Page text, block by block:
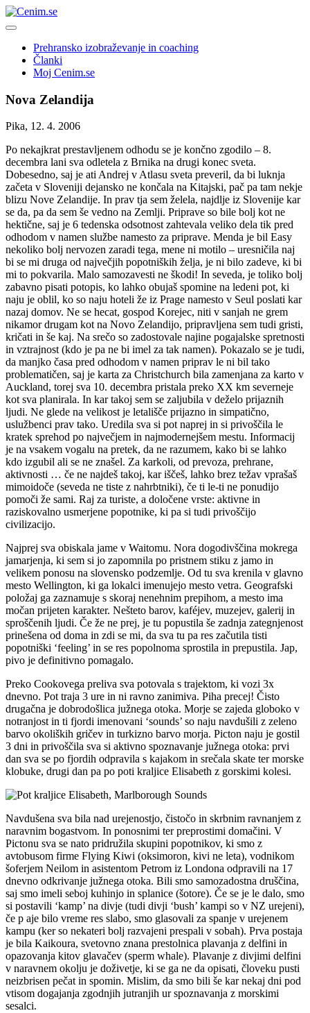
Skip
to
Prehransko izobraževanje in coaching
Članki
Moj Cenim.se
Nova Zelandija
Pika, 12. 4. 2006
Po nekajkrat prestavljenem odhodu se je končno zgodilo – 8.
decembra lani sva odletela z Brnika na drugi konec sveta.
Dobesedno, saj je ati Andrej v Atlasu sveta preveril, da bi luknja
začeta v Sloveniji dejansko ne končala na Kitajski, pač pa tam nekje
blizu Nove Zelandije. In prav tja sem želela, najdlje iz Slovenije kar
se da, pa da sem še vedno na Zemlji. Priprave so bile bolj kot ne
hektične, saj je 6 tedenska odsotnost zahtevala veliko dela tik pred
odhodom v namen službe namesto za priprave. Menda je bil Easy
nekoliko bolj nervozen zaradi tega, mene ni motilo – uresničila naj
bi se mi druga od največjih popotniških želja, je ni bilo zadeve, ki bi
mi to pokvarila. Malo samozavesti ne škodi! In seveda, je toliko bolj
zabavno pisati potopis, ko lahko obujaš spomine na ledeni pot, ki
naju je oblil, ko so naju hoteli že iz Prage namesto v Seul poslati kar
nazaj domov. Ne se hecat, gospod Korejec, niti v sanjah ne grem
nikamor drugam kot na Novo Zelandijo, pripravljena sem tudi gristi,
kričati in še kaj. Na srečo so zadostovale najine pogajalske spretnosti
in vztrajnost (kdo je pa ne bi imel za tak namen). Pokazalo se je tudi,
da manjko časa pred odhodom v namen priprav le ni bil tako
problematičen, saj je karta za Christchurch bila zamenjana za karto v
Auckland, torej sva 10. decembra pristala preko XX km severneje
kot sva planirala. In kar takoj sem se zaljubila v deželo prijaznih
ljudi. Ne glede na velikost je letališče prijazno in simpatično,
uslužbenci prav tako. Uredila sva si pot naprej in si privoščila le
kratek sprehod po največjem in najmodernejšem mestu. Informacij
je na vsakem vogalu na pretek, da ne razumem, kako bi se lahko
kdo izgubil ali se ne znašel. Za karkoli, od prevoza, prehrane,
aktivnosti … če ne najdeš takoj, kar iščeš, lahko brez težav vprašaš
mimoidoče (seveda ne tiste z nahrbtniki), če ti le-ti ne ponudijo
pomoči že sami. Raj za turiste, a določene vrste: aktivne in
raziskovalno usmerjene popotnike, ki pa si tudi privoščijo
civilizacijo.
Najprej sva obiskala jame v Waitomu. Nora dogodivščina mokrega
jamarjenja, ki sem si jo zapomnila po pristnem stiku z jamo in
velikem ponosu na slovensko podzemlje. Od tu sva krenila v glavno
mesto Wellington, ki ga lokalci imenujejo mesto vetra. Geografski
položaj ga zaznamuje s skoraj nenehnim prepihom, a mesto ima
močan prijeten karakter. Nešteto barov, kaféjev, muzejev, galerij in
sproščenih ljudi. Če že ne prej, je tu popustila še zadnja zategnjenost
prinešena od doma in zdi se mi, da sva tu pa res začutila tisti
popotniški ‘feeling’ in se res popolnoma sprostila in prepustila. Jap,
pivo je definitivno pomagalo.
Preko Cookovega preliva sva potovala s trajektom, ki vozi 3x
dnevno. Pot traja 3 ure in ni ravno zanimiva. Piha precej! Čisto
drugačna je dobrodošlica južnega otoka. Morje se zajeda globoko v
notranjost in ti fjordi imenovani ‘sounds’ so naju navdušili z zeleno
barvo okoliških gričev in turkizno barvo morja. Picton naju je gostil
3 dni in privoščila sva si aktivno spoznavanje južnega otoka: prvi
dan sva se po fjordih odpravila s kajakom in srečala skate ter morske
klobuke, drugi dan pa po poti kraljice Elisabeth z gorskimi kolesi.
Navdušena sva bila nad urejenostjo, čistočo in skrbnim ravnanjem z
naravnim bogastvom. In ponosnimi ter preprostimi domačini. V
Pictonu sva se nato pridružila skupini popotnikov, ki smo z
avtobusom firme Flying Kiwi (oksimoron, kivi ne leta), vodnikom
šoferjem Neilom in asistentom Petrom iz Londona odpravili na 17
dnevno odkrivanje južnega otoka. Bili smo samozadostna druščina,
saj smo imeli seboj kuhinjo in splanice (šotore). Če se je le dalo, smo
si postavili ‘kamp’ na divje (tudi divji ‘bush’ kampi so v NZ urejeni),
če p aje bilo vreme res slabo, smo glasovali za spanje v urejenem
kampu (ker so nekateri bolj razvajeni prespali v sobah). Prva postaja
je bila Kaikoura, svetovno znana prestolnica plavanja z delfini in
opazovanja kitov glavačev (sperm whale). Plavanje z divjimi delfini
v naravnem okolju je doživetje, ki se ga ne da opisati, človeku pusti
neizbrisen pečat in spomin. Mislim, da smo bili še kar nekaj dni pod
vtisom dogajanja zgodnjih jutranjih ur spoznavanja z morskimi
sesalci.